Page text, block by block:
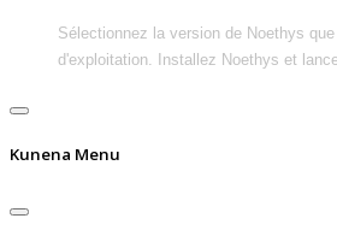
Sélectionnez la version de Noethys
d'exploitation. Installez Noethys et
Kunena Menu